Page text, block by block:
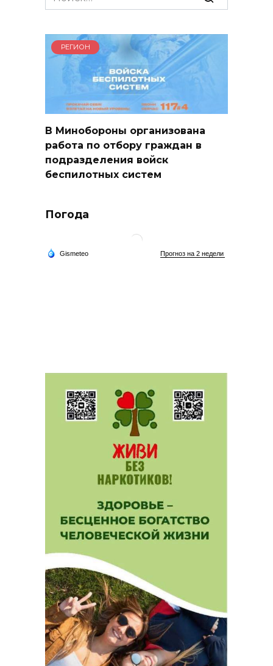
for:
РЕГИОН
В Минобороны организована
работа по отбору граждан в
подразделения войск
беспилотных систем
Погода